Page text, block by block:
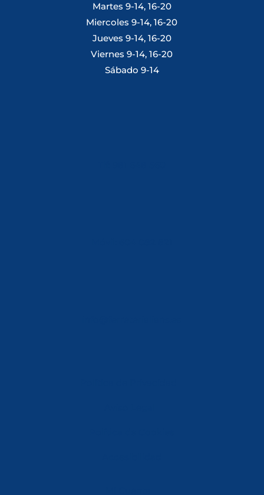
Martes 9-14, 16-20
Miercoles 9-14, 16-20
Jueves 9-14, 16-20
Viernes 9-14, 16-20
Sábado 9-14